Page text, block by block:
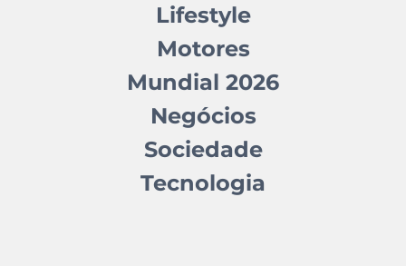
Lifestyle
Motores
Mundial 2026
Negócios
Sociedade
Tecnologia